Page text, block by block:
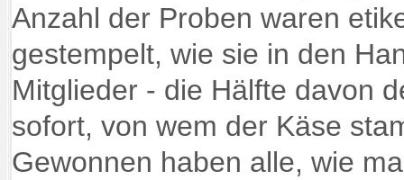
Anzahl der Proben waren
gestempelt, wie sie in den
Mitglieder - die Hälfte davon
sofort, von wem der Käse
Gewonnen haben alle, wie